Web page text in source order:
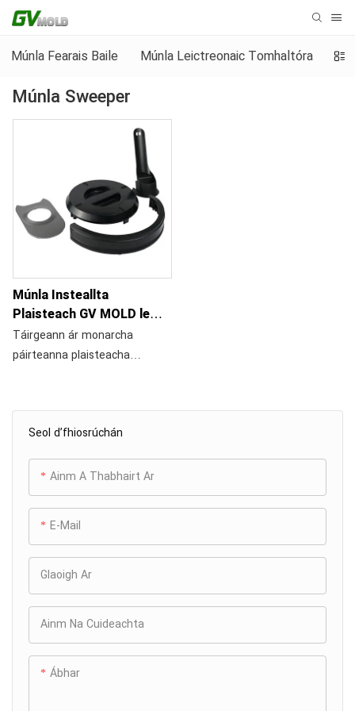
Múnla Fearais Baile Múnla Leictreonaic Tomhaltóra
Múnla Sweeper
Seol d’fhiosrúchán
Ainm A Thabhairt Ar
E-Mail
Glaoigh Ar
Ainm Na Cuideachta
Ábhar
Múnla Insteallta
Plaisteach GV MOLD le
haghaidh Páirteanna
Plaisteacha Scuabtha
Táirgeann ár monarcha
páirteanna plaisteacha
as múnlaí insteallta cruinne.
Bródúil as na codanna seo
cuma tharraingteach,
cruinneas níos fearr, agus
comhtháthú gan uaim le
comhpháirteanna eile. Ina
theannta sin, déantar iad a
innealtóireacht le haghaidh
friotaíocht caitheamh
eisceachtúil, rud a chinntíonn
marthanacht fhadtéarmach i
dtimpeallachtaí glantacháin
éilitheacha